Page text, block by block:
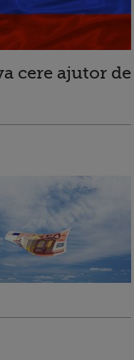
cere ajutor de